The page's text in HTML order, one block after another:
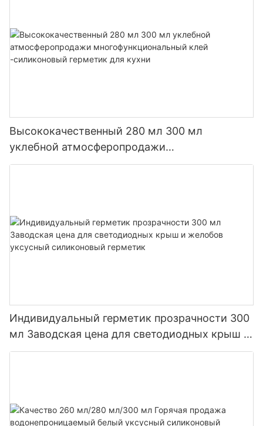
Высококачественный 280 мл 300 мл
уклебной атмосферопродажи
многофункциональный клей -силиконовый
Индивидуальный герметик прозрачности 300
мл Заводская цена для светодиодных крыш и
желобов уксусный силиконовый герметик